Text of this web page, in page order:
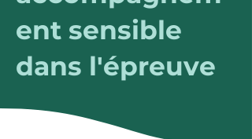
ent sensible
dans l'épreuve